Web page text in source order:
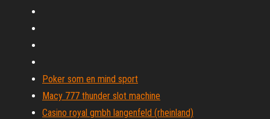
Poker som en mind sport
Macy 777 thunder slot machine
Casino royal gmbh langenfeld (rheinland)